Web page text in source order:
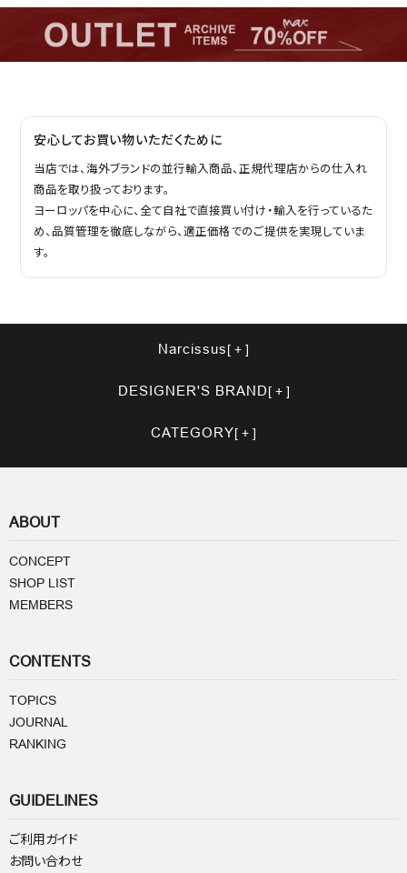
安心してお買い物いただくために
当店では、海外ブランドの並行輸入商品、正規代理店からの仕入れ
商品を取り扱っております。
ヨーロッパを中心に、全て自社で直接買い付け・輸入を行っているた
め、品質管理を徹底しながら、適正価格でのご提供を実現していま
す。
Narcissus
DESIGNER'S BRAND
CATEGORY
ABOUT
CONCEPT
SHOP LIST
MEMBERS
CONTENTS
TOPICS
JOURNAL
RANKING
GUIDELINES
ご利用ガイド
お問い合わせ